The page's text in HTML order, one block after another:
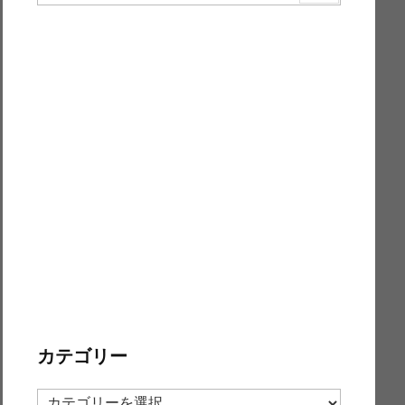
カテゴリー
カ